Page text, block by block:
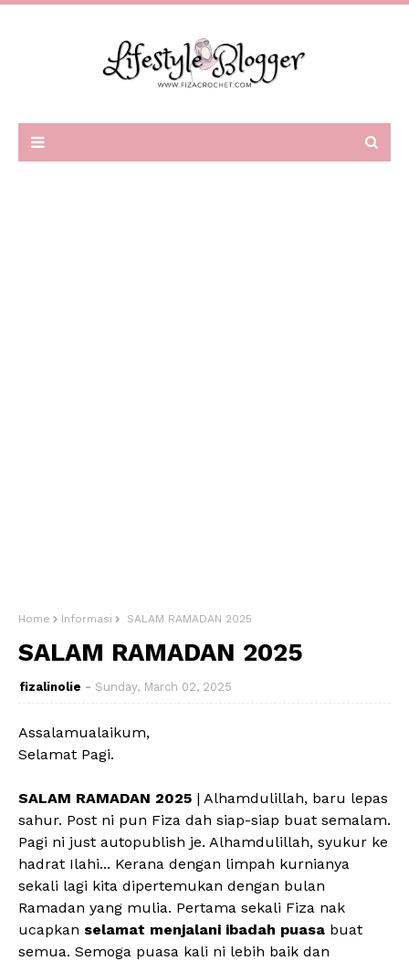
Home Informasi SALAM RAMADAN 2025
SALAM RAMADAN 2025
fizalinolie Sunday, March 02, 2025
Assalamualaikum,
Selamat Pagi.
SALAM RAMADAN 2025 | Alhamdulillah, baru lepas
sahur. Post ni pun Fiza dah siap-siap buat semalam.
Pagi ni just autopublish je. Alhamdulillah, syukur ke
hadrat Ilahi... Kerana dengan limpah kurnianya
sekali lagi kita dipertemukan dengan bulan
Ramadan yang mulia. Pertama sekali Fiza nak
ucapkan selamat menjalani ibadah puasa buat
semua. Semoga puasa kali ni lebih baik dan